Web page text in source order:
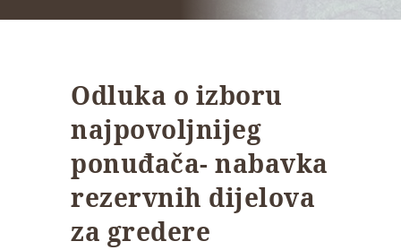
Odluka o izboru
najpovoljnijeg
ponuđača- nabavka
rezervnih dijelova
za gredere